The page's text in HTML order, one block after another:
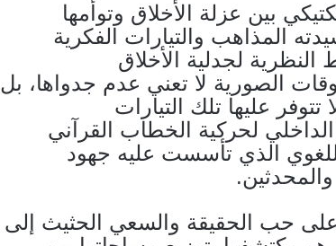
بين عزلة الأخلاق وتوأمها
المذاهب والتيارات الفكرية
لجدلية الأخلاق
الصورية لا تعني عدم جدواها، بل
عليها تلك التيارات
لحركية الخطاب القرآني
الذي تأسست عليه جهود
والمحدثين.
حب الحقيقة والسعي الحثيث إلى